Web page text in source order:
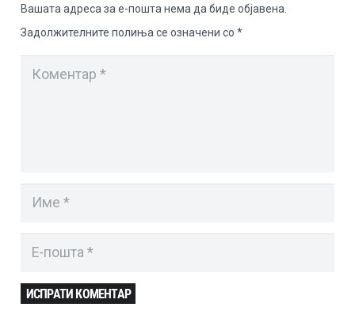
Вашата адреса за е-пошта нема да биде објавена.
Задолжителните полиња се означени со*
ИСПРАТИ КОМЕНТАР